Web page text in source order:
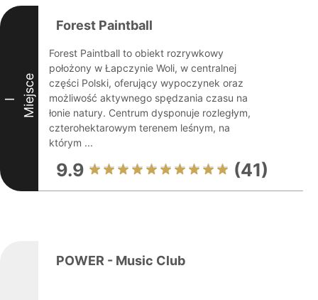
I Miejsce
Forest Paintball
Forest Paintball to obiekt rozrywkowy
położony w Łapczynie Woli, w centralnej
części Polski, oferujący wypoczynek oraz
możliwość aktywnego spędzania czasu na
łonie natury. Centrum dysponuje rozległym,
czterohektarowym terenem leśnym, na
którym ...
9.9 (41)
POWER - Music Club